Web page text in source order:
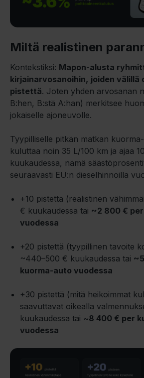
Miltä realistinen
Kontekstiksi: Mapon-alusta
kirjainarvosanoihin, joiden välillä
pistettä. Joten yhden arvosanan
B:hen, B:stä A:han) merkitsee
jokaiselle ajoneuvolle.
Tyypilliselle pitkän matkan
kuluttaa noin 35 L/100 km ja ajaa
kuukaudessa, nämä
seuraavasti EU:n dieselhinnoilla
+10 pistettä (realistinen
€ kuukaudessa tai ~2 800 €
vuodessa
+20 pistettä (tyypillinen tavoite
~440–500 € kuukaudessa tai
kuorma-auto vuodessa
+30 pistettä (mitä heikoimmat
saavuttavat oikealla
kuukaudessa tai ~8 400 € per
vuodessa